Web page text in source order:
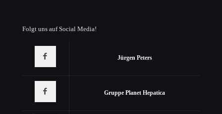
Folgt uns auf Social Media!
Jürgen Peters
Gruppe Planet Hepatica